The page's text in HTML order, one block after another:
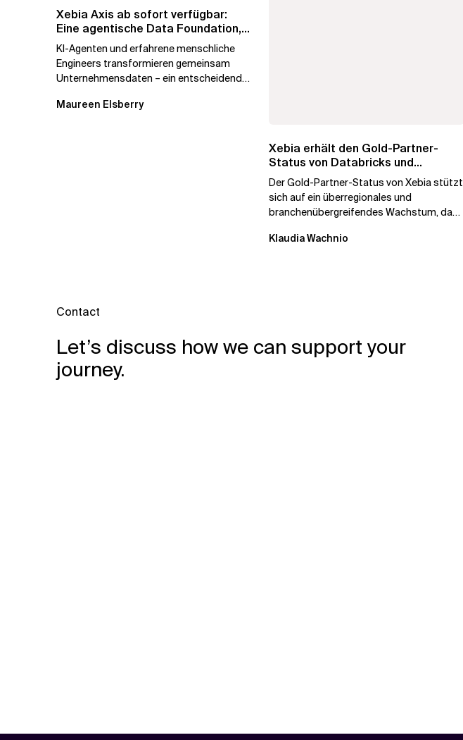
Xebia Axis ab sofort verfügbar:
Eine agentische Data Foundation,
die...
KI-Agenten und erfahrene menschliche
Engineers transformieren gemeinsam
Unternehmensdaten – ein entscheidender
Maureen Elsberry
Xebia erhält den Gold-Partner-
Status von Databricks und
unterstreicht damit sein...
Der Gold-Partner-Status von Xebia stützt
sich auf ein überregionales und
branchenübergreifendes Wachstum, das
Klaudia Wachnio
Contact
Let’s discuss how we can support your
journey.